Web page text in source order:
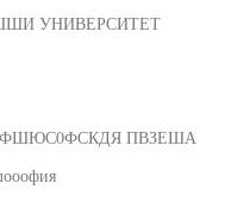
УНИВЕРСИТЕТ
ПВЗЕША